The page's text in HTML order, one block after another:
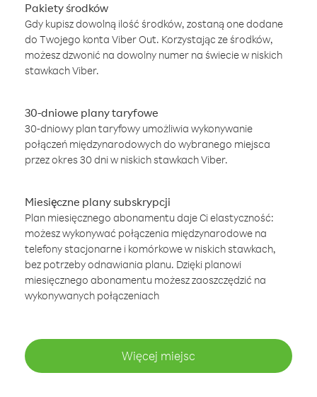
Pakiety środków
Gdy kupisz dowolną ilość środków, zostaną one dodane
do Twojego konta Viber Out. Korzystając ze środków,
możesz dzwonić na dowolny numer na świecie w niskich
stawkach Viber.
30-dniowe plany taryfowe
30-dniowy plan taryfowy umożliwia wykonywanie
połączeń międzynarodowych do wybranego miejsca
przez okres 30 dni w niskich stawkach Viber.
Miesięczne plany subskrypcji
Plan miesięcznego abonamentu daje Ci elastyczność:
możesz wykonywać połączenia międzynarodowe na
telefony stacjonarne i komórkowe w niskich stawkach,
bez potrzeby odnawiania planu. Dzięki planowi
miesięcznego abonamentu możesz zaoszczędzić na
wykonywanych połączeniach
Więcej miejsc